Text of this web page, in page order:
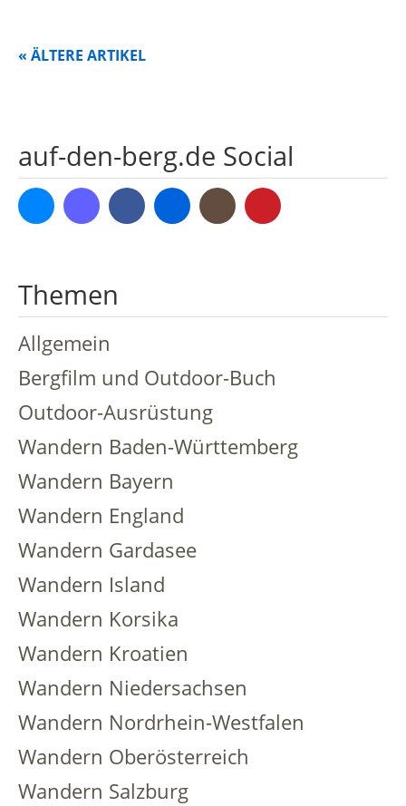
« ÄLTERE ARTIKEL
auf-den-berg.de Social
Bluesky MastodonFacebookFlickr Instagram
Themen
Allgemein
Bergfilm und Outdoor-Buch
Outdoor-Ausrüstung
Wandern Baden-Württemberg
Wandern Bayern
Wandern England
Wandern Gardasee
Wandern Island
Wandern Korsika
Wandern Kroatien
Wandern Niedersachsen
Wandern Nordrhein-Westfalen
Wandern Oberösterreich
Wandern Salzburg